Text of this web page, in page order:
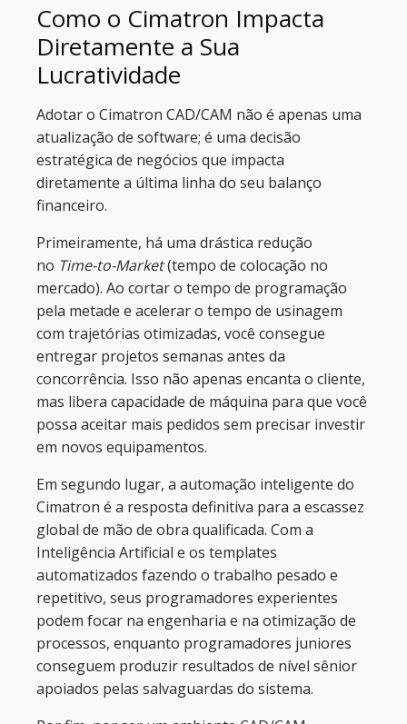
Como o Cimatron Impacta
Diretamente a Sua
Lucratividade
Adotar o Cimatron CAD/CAM não é apenas uma
atualização de software; é uma decisão
estratégica de negócios que impacta
diretamente a última linha do seu balanço
financeiro.
Primeiramente, há uma drástica redução
no Time-to-Market(tempo de colocação no
mercado). Ao cortar o tempo de programação
pela metade e acelerar o tempo de usinagem
com trajetórias otimizadas, você consegue
entregar projetos semanas antes da
concorrência. Isso não apenas encanta o cliente,
mas libera capacidade de máquina para que você
possa aceitar mais pedidos sem precisar investir
em novos equipamentos.
Em segundo lugar, a automação inteligente do
Cimatron é a resposta definitiva para a escassez
global de mão de obra qualificada. Com a
Inteligência Artificial e os templates
automatizados fazendo o trabalho pesado e
repetitivo, seus programadores experientes
podem focar na engenharia e na otimização de
processos, enquanto programadores juniores
conseguem produzir resultados de nível sênior
apoiados pelas salvaguardas do sistema.